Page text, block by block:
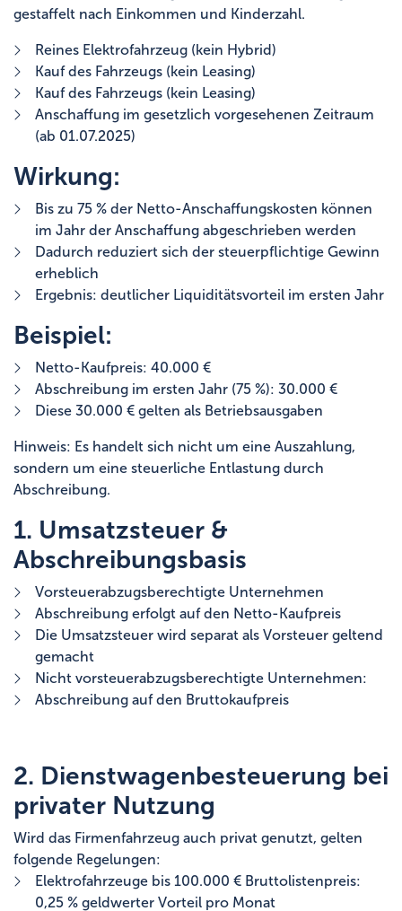
gestaffelt nach Einkommen und Kinderzahl.
Reines Elektrofahrzeug (kein Hybrid)
Kauf des Fahrzeugs (kein Leasing)
Kauf des Fahrzeugs (kein Leasing)
Anschaffung im gesetzlich vorgesehenen Zeitraum
(ab 01.07.2025)
Wirkung:
Bis zu 75 % der Netto-Anschaffungskosten können
im Jahr der Anschaffung abgeschrieben werden
Dadurch reduziert sich der steuerpflichtige Gewinn
erheblich
Ergebnis: deutlicher Liquiditätsvorteil im ersten Jahr
Beispiel:
Netto-Kaufpreis: 40.000 €
Abschreibung im ersten Jahr (75 %): 30.000 €
Diese 30.000 € gelten als Betriebsausgaben
Hinweis: Es handelt sich nicht um eine Auszahlung,
sondern um eine steuerliche Entlastung durch
Abschreibung.
1. Umsatzsteuer &
Abschreibungsbasis
Vorsteuerabzugsberechtigte Unternehmen
Abschreibung erfolgt auf den Netto-Kaufpreis
Die Umsatzsteuer wird separat als Vorsteuer geltend
gemacht
Nicht vorsteuerabzugsberechtigte Unternehmen:
Abschreibung auf den Bruttokaufpreis
2. Dienstwagenbesteuerung bei
privater Nutzung
Wird das Firmenfahrzeug auch privat genutzt, gelten
folgende Regelungen:
Elektrofahrzeuge bis 100.000 € Bruttolistenpreis:
0,25 % geldwerter Vorteil pro Monat